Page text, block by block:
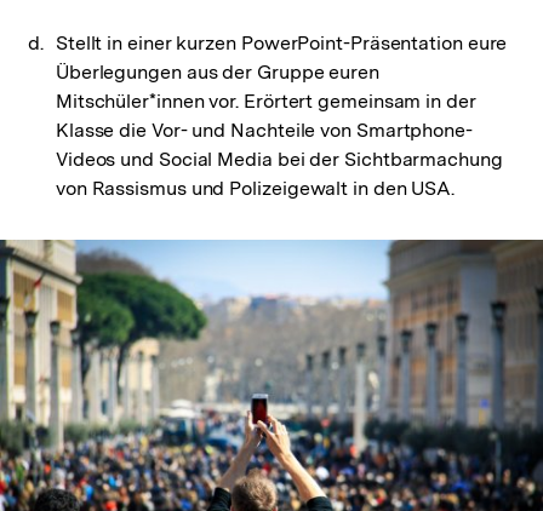
Stellt in einer kurzen PowerPoint-Präsentation eure
Überlegungen aus der Gruppe euren
Mitschüler*innen vor. Erörtert gemeinsam in der
Klasse die Vor- und Nachteile von Smartphone-
Videos und Social Media bei der Sichtbarmachung
von Rassismus und Polizeigewalt in den USA.